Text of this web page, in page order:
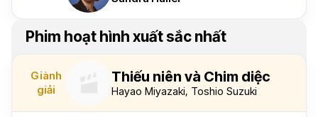
Phim hoạt hình xuất sắc nhất
Giành
giải
Thiếu niên và Chim diệc
Hayao Miyazaki, Toshio Suzuki